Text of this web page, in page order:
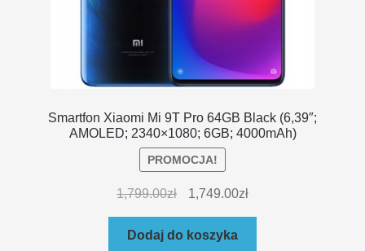
Smartfon Xiaomi Mi 9T Pro 64GB Black (6,39″;
AMOLED; 2340×1080; 6GB; 4000mAh)
PROMOCJA!
1,799.00zł 1,749.00zł
Dodaj do koszyka